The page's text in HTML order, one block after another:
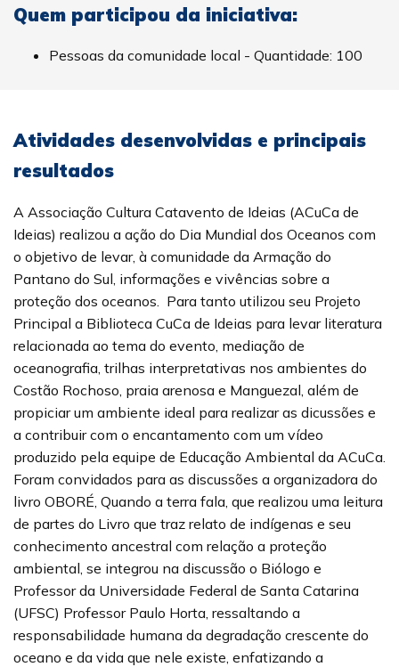
Quem participou da iniciativa:
Pessoas da comunidade local - Quantidade: 100
Atividades desenvolvidas e principais
resultados
A Associação Cultura Catavento de Ideias (ACuCa de
Ideias) realizou a ação do Dia Mundial dos Oceanos com
o objetivo de levar, à comunidade da Armação do
Pantano do Sul, informações e vivências sobre a
proteção dos oceanos. Para tanto utilizou seu Projeto
Principal a Biblioteca CuCa de Ideias para levar literatura
relacionada ao tema do evento, mediação de
oceanografia, trilhas interpretativas nos ambientes do
Costão Rochoso, praia arenosa e Manguezal, além de
propiciar um ambiente ideal para realizar as dicussões e
a contribuir com o encantamento com um vídeo
produzido pela equipe de Educação Ambiental da ACuCa.
Foram convidados para as discussões a organizadora do
livro OBORÉ, Quando a terra fala, que realizou uma leitura
de partes do Livro que traz relato de indígenas e seu
conhecimento ancestral com relação a proteção
ambiental, se integrou na discussão o Biólogo e
Professor da Universidade Federal de Santa Catarina
(UFSC) Professor Paulo Horta, ressaltando a
responsabilidade humana da degradação crescente do
oceano e da vida que nele existe, enfatizando a